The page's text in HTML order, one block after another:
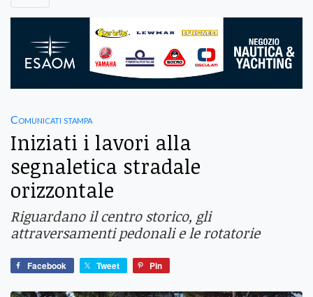
Comunicati stampa
Iniziati i lavori alla
segnaletica stradale
orizzontale
Riguardano il centro storico, gli
attraversamenti pedonali e le rotatorie
Facebook Tweet Pin